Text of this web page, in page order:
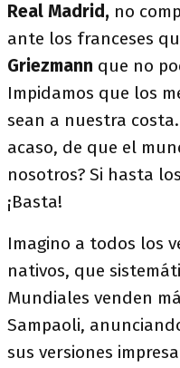
Real Madrid, no
ante los franceses
Griezmann que no
Impidamos que los
sean a nuestra
acaso, de que el
nosotros? Si hasta
¡Basta!
Imagino a todos los
nativos, que
Mundiales venden
Sampaoli,
sus versiones